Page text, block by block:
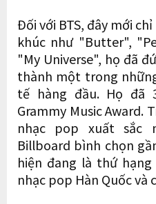
Đối với BTS, đây mới
khúc như "Butter",
"My Universe", họ đã
thành một trong
tế hàng đầu. Họ đã
Grammy Music Award.
nhạc pop xuất sắc
Billboard bình chọn
hiện đang là thứ
nhạc pop Hàn Quốc và